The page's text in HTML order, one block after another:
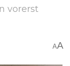
vorerst
AA